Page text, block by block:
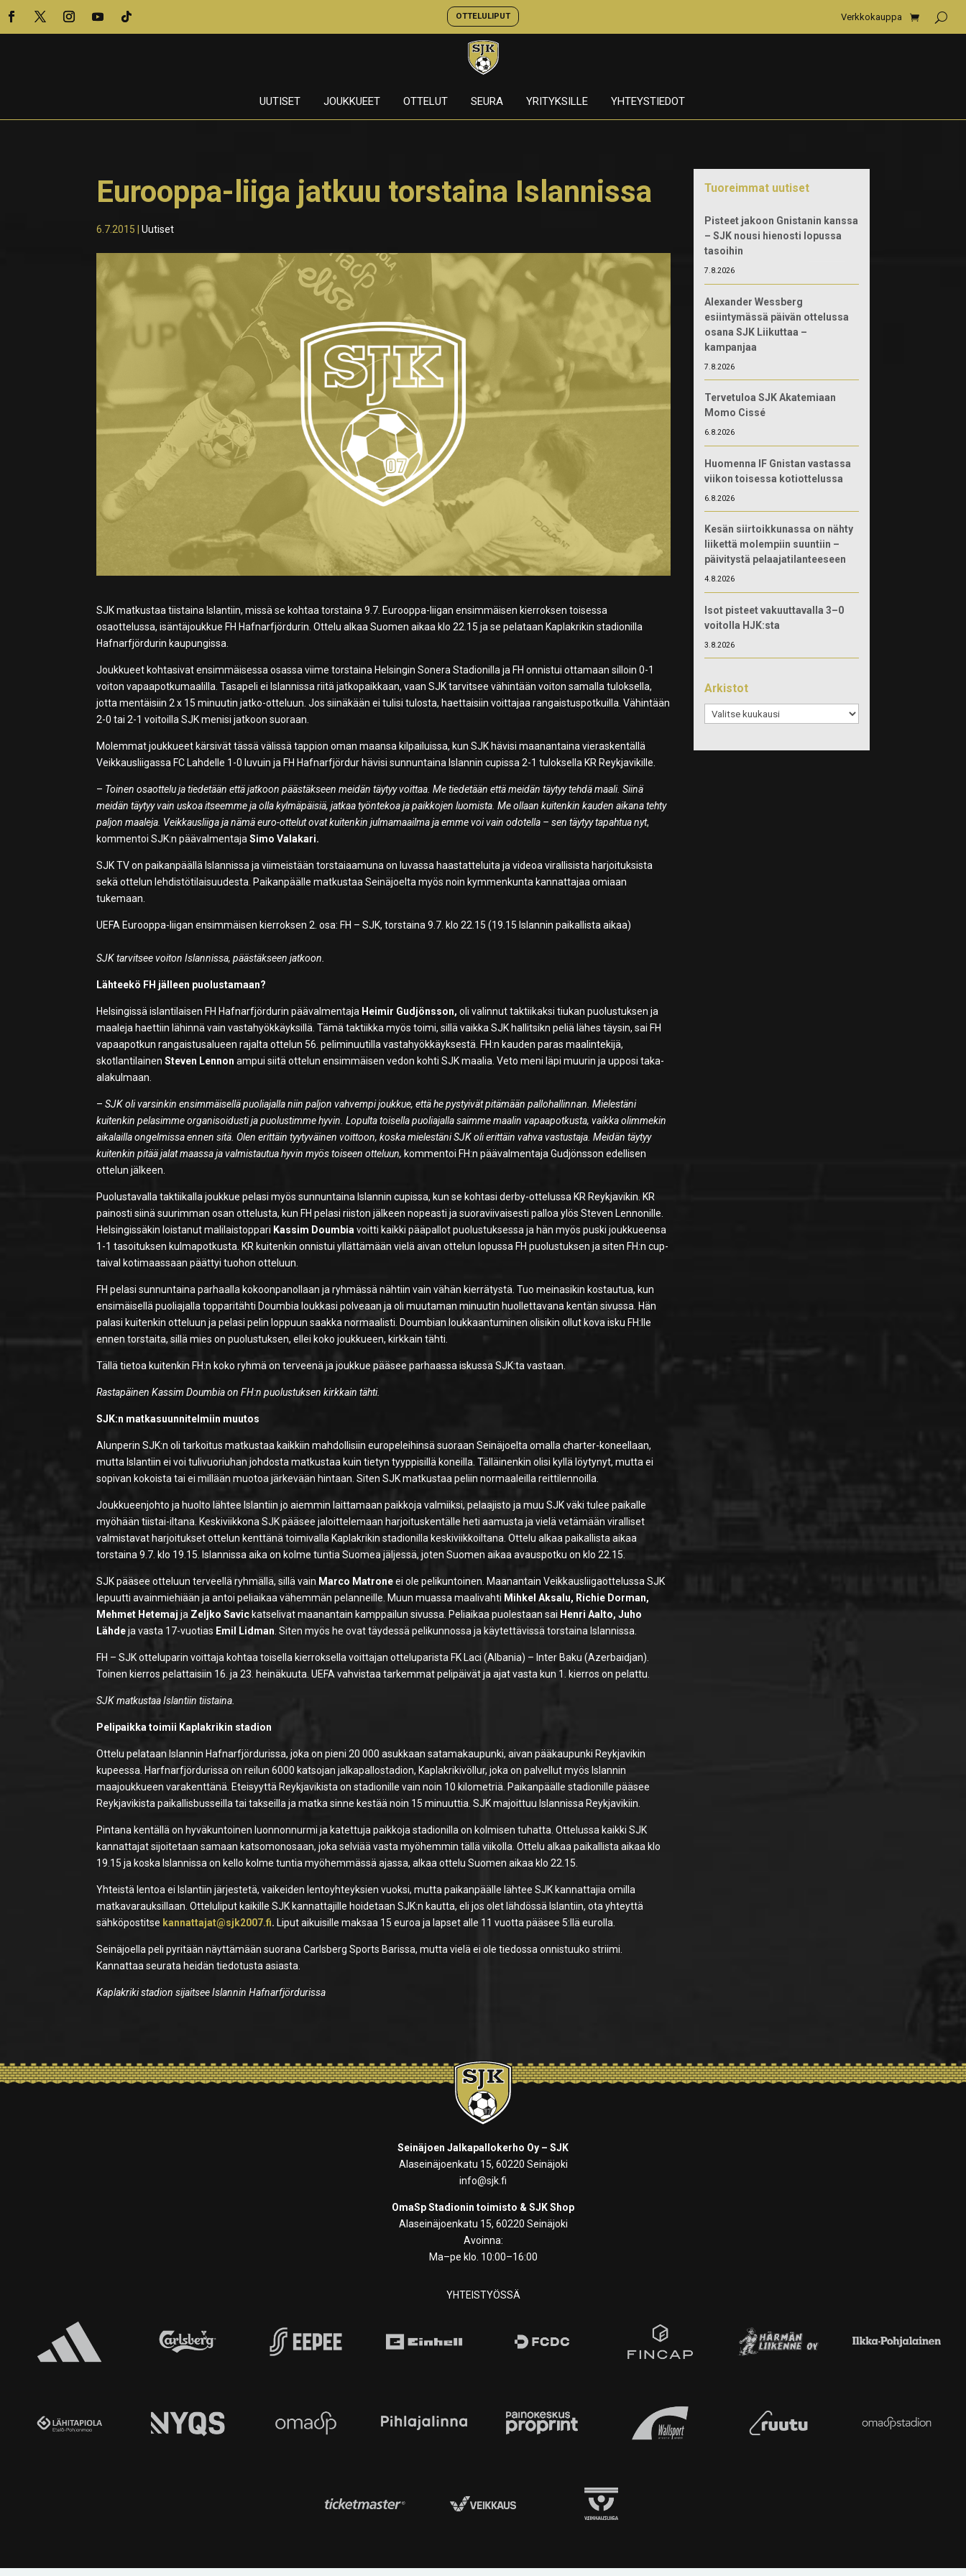
OTTELULIPUT Verkkokauppa
UUTISET JOUKKUEET OTTELUT SEURA YRITYKSILLE YHTEYSTIEDOT
Eurooppa-liiga jatkuu torstaina Islannissa
6.7.2015 |Uutiset
SJK matkustaa tiistaina Islantiin, missä se kohtaa torstaina 9.7. Eurooppa-liigan ensimmäisen kierroksen toisessa
osaottelussa, isäntäjoukkue FH Hafnarfjördurin. Ottelu alkaa Suomen aikaa klo 22.15 ja se pelataan Kaplakrikin stadionilla
Hafnarfjördurin kaupungissa.
Joukkueet kohtasivat ensimmäisessa osassa viime torstaina Helsingin Sonera Stadionilla ja FH onnistui ottamaan silloin 0-1
voiton vapaapotkumaalilla. Tasapeli ei Islannissa riitä jatkopaikkaan, vaan SJK tarvitsee vähintään voiton samalla tuloksella,
jotta mentäisiin 2 x 15 minuutin jatko-otteluun. Jos siinäkään ei tulisi tulosta, haettaisiin voittajaa rangaistuspotkuilla. Vähintään
2-0 tai 2-1 voitoilla SJK menisi jatkoon suoraan.
Molemmat joukkueet kärsivät tässä välissä tappion oman maansa kilpailuissa, kun SJK hävisi maanantaina vieraskentällä
Veikkausliigassa FC Lahdelle 1-0 luvuin ja FH Hafnarfjördur hävisi sunnuntaina Islannin cupissa 2-1 tuloksella KR Reykjavikille.
– Toinen osaottelu ja tiedetään että jatkoon päästäkseen meidän täytyy voittaa. Me tiedetään että meidän täytyy tehdä maali. Siinä
meidän täytyy vain uskoa itseemme ja olla kylmäpäisiä, jatkaa työntekoa ja paikkojen luomista. Me ollaan kuitenkin kauden aikana tehty
paljon maaleja. Veikkausliiga ja nämä euro-ottelut ovat kuitenkin julmamaailma ja emme voi vain odotella – sen täytyy tapahtua nyt,
kommentoi SJK:n päävalmentajaSimo Valakari.
SJK TV on paikanpäällä Islannissa ja viimeistään torstaiaamuna on luvassa haastatteluita ja videoa virallisista harjoituksista
sekä ottelun lehdistötilaisuudesta. Paikanpäälle matkustaa Seinäjoelta myös noin kymmenkunta kannattajaa omiaan
tukemaan.
UEFA Eurooppa-liigan ensimmäisen kierroksen 2. osa: FH – SJK, torstaina 9.7. klo 22.15 (19.15 Islannin paikallista aikaa)
SJK tarvitsee voiton Islannissa, päästäkseen jatkoon.
Lähteekö FH jälleen puolustamaan?
Helsingissä islantilaisen FH Hafnarfjördurin päävalmentaja Heimir Gudjönsson, oli valinnut taktiikaksi tiukan puolustuksen ja
maaleja haettiin lähinnä vain vastahyökkäyksillä. Tämä taktiikka myös toimi, sillä vaikka SJK hallitsikn peliä lähes täysin, sai FH
vapaapotkun rangaistusalueen rajalta ottelun 56. peliminuutilla vastahyökkäyksestä. FH:n kauden paras maalintekijä,
skotlantilainenSteven Lennon ampui siitä ottelun ensimmäisen vedon kohti SJK maalia. Veto meni läpi muurin ja upposi taka-
alakulmaan.
–SJK oli varsinkin ensimmäisellä puoliajalla niin paljon vahvempi joukkue, että he pystyivät pitämään pallohallinnan. Mielestäni
kuitenkin pelasimme organisoidusti ja puolustimme hyvin. Lopulta toisella puoliajalla saimme maalin vapaapotkusta, vaikka olimmekin
aikalailla ongelmissa ennen sitä. Olen erittäin tyytyväinen voittoon, koska mielestäni SJK oli erittäin vahva vastustaja. Meidän täytyy
kuitenkin pitää jalat maassa ja valmistautua hyvin myös toiseen otteluun, kommentoi FH:n päävalmentaja Gudjönsson edellisen
ottelun jälkeen.
Puolustavalla taktiikalla joukkue pelasi myös sunnuntaina Islannin cupissa, kun se kohtasi derby-ottelussa KR Reykjavikin. KR
painosti siinä suurimman osan ottelusta, kun FH pelasi riiston jälkeen nopeasti ja suoraviivaisesti palloa ylös Steven Lennonille.
Helsingissäkin loistanut malilaistoppari Kassim Doumbiavoitti kaikki pääpallot puolustuksessa ja hän myös puski joukkueensa
1-1 tasoituksen kulmapotkusta. KR kuitenkin onnistui yllättämään vielä aivan ottelun lopussa FH puolustuksen ja siten FH:n cup-
taival kotimaassaan päättyi tuohon otteluun.
FH pelasi sunnuntaina parhaalla kokoonpanollaan ja ryhmässä nähtiin vain vähän kierrätystä. Tuo meinasikin kostautua, kun
ensimäisellä puoliajalla topparitähti Doumbia loukkasi polveaan ja oli muutaman minuutin huollettavana kentän sivussa. Hän
palasi kuitenkin otteluun ja pelasi pelin loppuun saakka normaalisti. Doumbian loukkaantuminen olisikin ollut kova isku FH:lle
ennen torstaita, sillä mies on puolustuksen, ellei koko joukkueen, kirkkain tähti.
Tällä tietoa kuitenkin FH:n koko ryhmä on terveenä ja joukkue pääsee parhaassa iskussa SJK:ta vastaan.
Rastapäinen Kassim Doumbia on FH:n puolustuksen kirkkain tähti.
SJK:n matkasuunnitelmiin muutos
Alunperin SJK:n oli tarkoitus matkustaa kaikkiin mahdollisiin europeleihinsä suoraan Seinäjoelta omalla charter-koneellaan,
mutta Islantiin ei voi tulivuoriuhan johdosta matkustaa kuin tietyn tyyppisillä koneilla. Tälläinenkin olisi kyllä löytynyt, mutta ei
sopivan kokoista tai ei millään muotoa järkevään hintaan. Siten SJK matkustaa peliin normaaleilla reittilennoilla.
Joukkueenjohto ja huolto lähtee Islantiin jo aiemmin laittamaan paikkoja valmiiksi, pelaajisto ja muu SJK väki tulee paikalle
myöhään tiistai-iltana. Keskiviikkona SJK pääsee jaloittelemaan harjoituskentälle heti aamusta ja vielä vetämään viralliset
valmistavat harjoitukset ottelun kenttänä toimivalla Kaplakrikin stadionilla keskiviikkoiltana. Ottelu alkaa paikallista aikaa
torstaina 9.7. klo 19.15. Islannissa aika on kolme tuntia Suomea jäljessä, joten Suomen aikaa avauspotku on klo 22.15.
SJK pääsee otteluun terveellä ryhmällä, sillä vain Marco Matroneei ole pelikuntoinen. Maanantain Veikkausliigaottelussa SJK
lepuutti avainmiehiään ja antoi peliaikaa vähemmän pelanneille. Muun muassa maalivahti Mihkel Aksalu, Richie Dorman,
Mehmet Hetemaj ja Zeljko Savic katselivat maanantain kamppailun sivussa. Peliaikaa puolestaan sai Henri Aalto, Juho
Lähdeja vasta 17-vuotias Emil Lidman. Siten myös he ovat täydessä pelikunnossa ja käytettävissä torstaina Islannissa.
FH – SJK otteluparin voittaja kohtaa toisella kierroksella voittajan otteluparista FK Laci (Albania) – Inter Baku (Azerbaidjan).
Toinen kierros pelattaisiin 16. ja 23. heinäkuuta. UEFA vahvistaa tarkemmat pelipäivät ja ajat vasta kun 1. kierros on pelattu.
SJK matkustaa Islantiin tiistaina.
Pelipaikka toimii Kaplakrikin stadion
Ottelu pelataan Islannin Hafnarfjördurissa, joka on pieni 20 000 asukkaan satamakaupunki, aivan pääkaupunki Reykjavikin
kupeessa. Harfnarfjördurissa on reilun 6000 katsojan jalkapallostadion, Kaplakrikivöllur, joka on palvellut myös Islannin
maajoukkueen varakenttänä. Eteisyyttä Reykjavikista on stadionille vain noin 10 kilometriä. Paikanpäälle stadionille pääsee
Reykjavikista paikallisbusseilla tai takseilla ja matka sinne kestää noin 15 minuuttia. SJK majoittuu Islannissa Reykjavikiin.
Pintana kentällä on hyväkuntoinen luonnonnurmi ja katettuja paikkoja stadionilla on kolmisen tuhatta. Ottelussa kaikki SJK
kannattajat sijoitetaan samaan katsomonosaan, joka selviää vasta myöhemmin tällä viikolla. Ottelu alkaa paikallista aikaa klo
19.15 ja koska Islannissa on kello kolme tuntia myöhemmässä ajassa, alkaa ottelu Suomen aikaa klo 22.15.
Yhteistä lentoa ei Islantiin järjestetä, vaikeiden lentoyhteyksien vuoksi, mutta paikanpäälle lähtee SJK kannattajia omilla
matkavarauksillaan. Otteluliput kaikille SJK kannattajille hoidetaan SJK:n kautta, eli jos olet lähdössä Islantiin, ota yhteyttä
sähköpostitse kannattajat@sjk2007.fi. Liput aikuisille maksaa 15 euroa ja lapset alle 11 vuotta pääsee 5:llä eurolla.
Seinäjoella peli pyritään näyttämään suorana Carlsberg Sports Barissa, mutta vielä ei ole tiedossa onnistuuko striimi.
Kannattaa seurata heidän tiedotusta asiasta.
Kaplakriki stadion sijaitsee Islannin Hafnarfjördurissa
Tuoreimmat uutiset
Pisteet jakoon Gnistanin kanssa
– SJK nousi hienosti lopussa
tasoihin
7.8.2026
Alexander Wessberg
esiintymässä päivän ottelussa
osana SJK Liikuttaa –
kampanjaa
7.8.2026
Tervetuloa SJK Akatemiaan
Momo Cissé
6.8.2026
Huomenna IF Gnistan vastassa
viikon toisessa kotiottelussa
6.8.2026
Kesän siirtoikkunassa on nähty
liikettä molempiin suuntiin –
päivitystä pelaajatilanteeseen
4.8.2026
Isot pisteet vakuuttavalla 3–0
voitolla HJK:sta
3.8.2026
Arkistot
Arkistot
Seinäjoen Jalkapallokerho Oy – SJK
Alaseinäjoenkatu 15, 60220 Seinäjoki
info@sjk.fi
OmaSp Stadionin toimisto & SJK Shop
Alaseinäjoenkatu 15, 60220 Seinäjoki
Avoinna:
Ma–pe klo. 10:00–16:00
YHTEISTYÖSSÄ